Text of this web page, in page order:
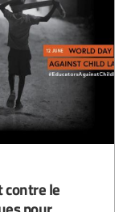
contre le